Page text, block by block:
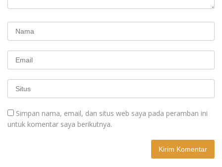
Simpan nama, email, dan situs web saya pada peramban ini
untuk komentar saya berikutnya.